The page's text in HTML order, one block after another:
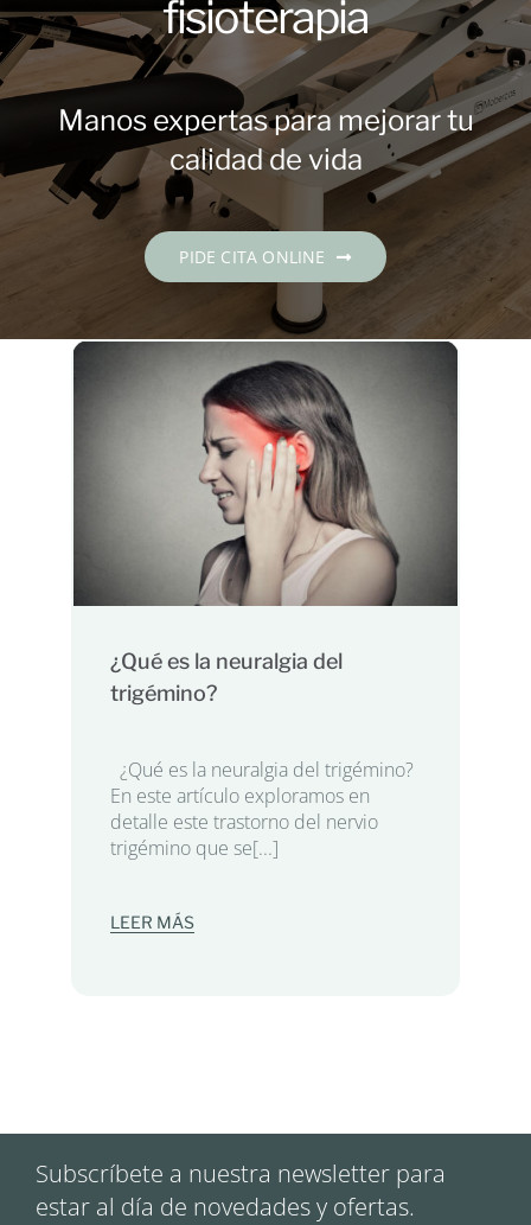
Contacto
PIDE CITA
Español
fisioterapia
Manos expertas para mejorar tu
calidad de vida
PIDE CITA ONLINE
¿Qué es la neuralgia del
trigémino?
¿Qué es la neuralgia del trigémino?
En este artículo exploramos en
detalle este trastorno del nervio
trigémino que se[...]
LEER MÁS
Subscríbete a nuestra newsletter para
estar al día de novedades y ofertas.